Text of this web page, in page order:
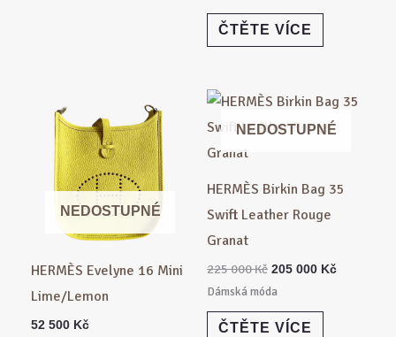
ČTĚTE VÍCE
NEDOSTUPNÉ
HERMÈS Evelyne 16 Mini
Lime/Lemon
52 500 Kč
NEDOSTUPNÉ
HERMÈS Birkin Bag 35
Swift Leather Rouge
Granat
225 000Kč
Původní
byla:
205 000 Kč
Aktuální
cena
Dámská móda
ČTĚTE VÍCE